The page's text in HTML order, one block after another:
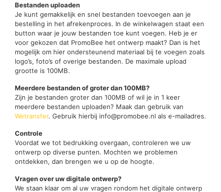
Bestanden uploaden
Je kunt gemakkelijk en snel bestanden toevoegen aan je
bestelling in het afrekenproces. In de winkelwagen staat een
button waar je jouw bestanden toe kunt voegen. Heb je er
voor gekozen dat PromoBee het ontwerp maakt? Dan is het
mogelijk om hier ondersteunend materiaal bij te voegen zoals
logo’s, foto’s of overige bestanden. De maximale upload
grootte is 100MB.
Meerdere bestanden of groter dan 100MB?
Zijn je bestanden groter dan 100MB of wil je in 1 keer
meerdere bestanden uploaden? Maak dan gebruik van
Wetransfer. Gebruik hierbij info@promobee.nl als e-mailadres.
Controle
Voordat we tot bedrukking overgaan, controleren we uw
ontwerp op diverse punten. Mochten we problemen
ontdekken, dan brengen we u op de hoogte.
Vragen over uw digitale ontwerp?
We staan klaar om al uw vragen rondom het digitale ontwerp